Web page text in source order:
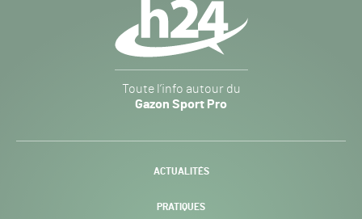
Sport
Pro
-
Toute l’info autour du
Gazon Sport Pro
ACTUALITÉS
PRATIQUES